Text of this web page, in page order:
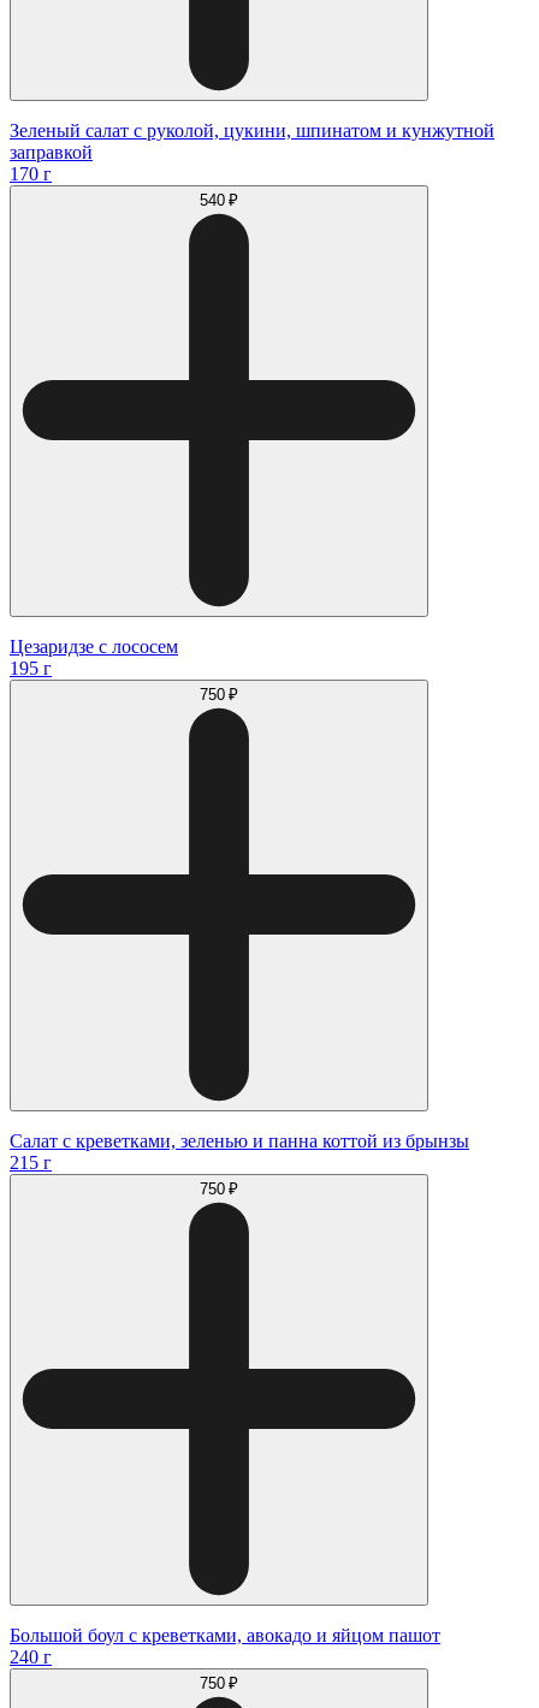
Зеленый салат с руколой, цукини, шпинатом и кунжутной
заправкой
170 г
540 ₽
Цезаридзе с лососем
195 г
750 ₽
Салат с креветками, зеленью и панна коттой из брынзы
215 г
750 ₽
Большой боул с креветками, авокадо и яйцом пашот
240 г
750 ₽